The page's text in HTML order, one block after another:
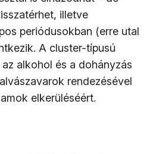
illetve
periódusokban (erre utal
A cluster-típusú
alkohol és a dohányzás
rendezésével
elkerüléséért.